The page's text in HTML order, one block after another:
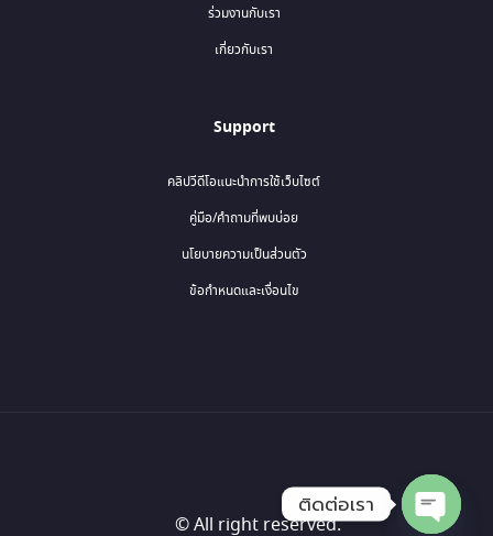
ร่วมงานกับเรา
เกี่ยวกับเรา
Support
คลิปวีดีโอแนะนำการใช้เว็บไซต์
คู่มือ/คำถามที่พบบ่อย
นโยบายความเป็นส่วนตัว
ข้อกำหนดและเงื่อนไข
© All right reserved.
ติดต่อเรา